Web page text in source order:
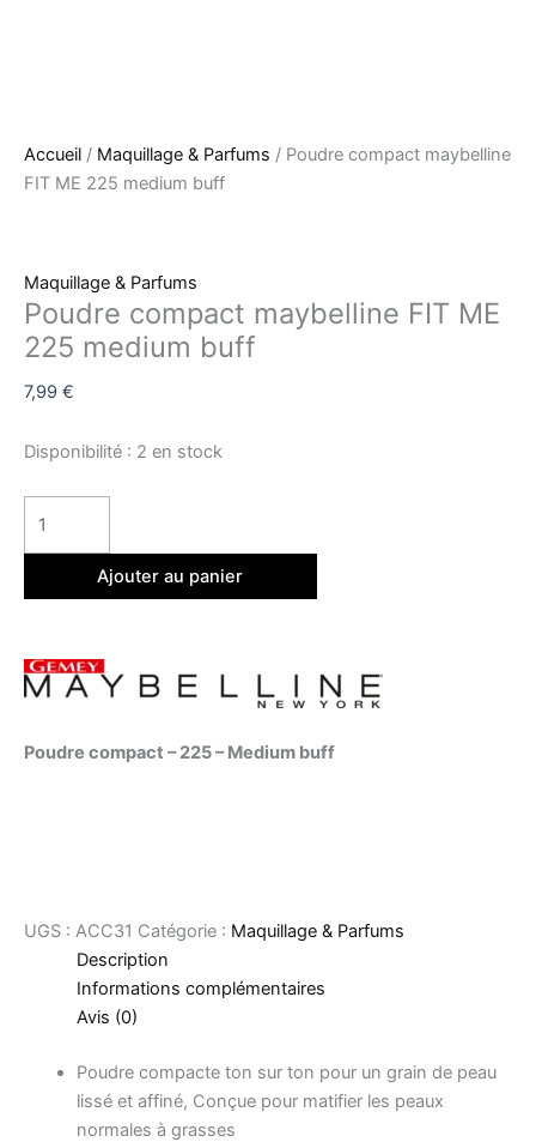
Accueil / Maquillage & Parfums / Poudre compact maybelline
FIT ME 225 medium buff
Maquillage & Parfums
Poudre compact maybelline FIT ME
225 medium buff
7,99 €
Disponibilité : 2 en stock
Ajouter au panier
Poudre compact – 225 – Medium buff
UGS : ACC31 Catégorie : Maquillage & Parfums
Description
Informations complémentaires
Avis (0)
Poudre compacte ton sur ton pour un grain de peau
lissé et affiné, Conçue pour matifier les peaux
normales à grasses